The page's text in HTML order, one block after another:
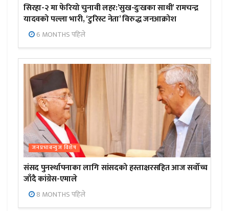
सिरहा-२ मा फेरियो चुनावी लहर:’सुख-दुःखका साथी’ रामचन्द्र
यादवको पल्ला भारी, ‘टुरिस्ट नेता’ विरुद्ध जनआक्रोश
6 MONTHS पहिले
जनप्रभाबन्युज विशेष
संसद पुनर्स्थापनाका लागि सांसदको हस्ताक्षरसहित आज सर्वोच्च
जाँदै कांग्रेस-एमाले
8 MONTHS पहिले